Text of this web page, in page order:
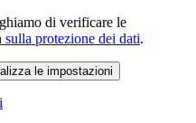
di verificare le
protezione dei dati.
le impostazioni